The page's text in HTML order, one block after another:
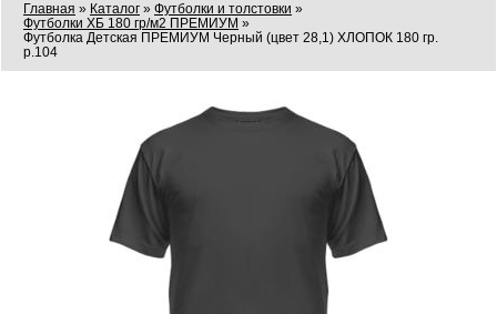
Главная » Каталог » Футболки и толстовки »
Футболки ХБ 180 гр/м2 ПРЕМИУМ »
Футболка Детская ПРЕМИУМ Черный (цвет 28,1) ХЛОПОК 180 гр.
р.104